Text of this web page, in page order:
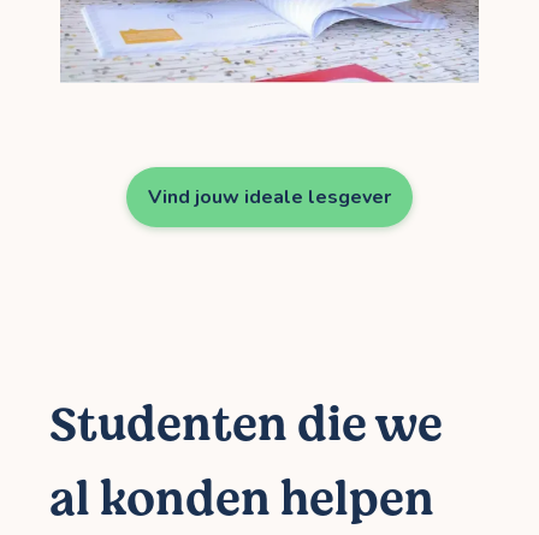
Vind jouw ideale lesgever
Studenten die we
al konden helpen